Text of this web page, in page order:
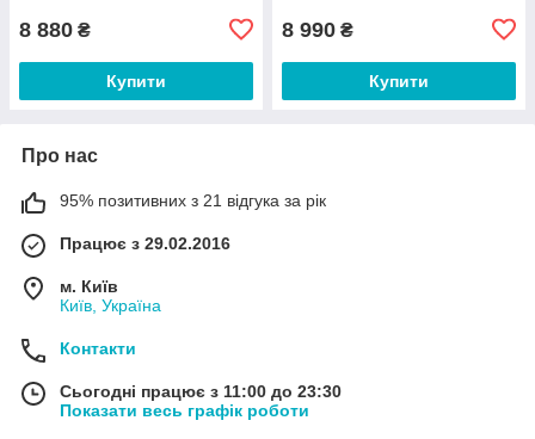
8 880 ₴
Купити
8 990 ₴
Купити
Про нас
95% позитивних з 21 відгука за рік
Працює з 29.02.2016
м. Київ
Київ, Україна
Контакти
Сьогодні працює з 11:00 до 23:30
Показати весь графік роботи